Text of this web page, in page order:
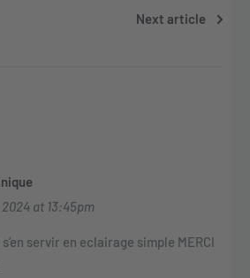
Next article
at 13:45pm
servir en eclairage simple MERCI